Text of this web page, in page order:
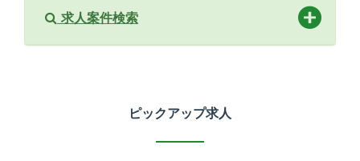
求人案件検索
ピックアップ求人